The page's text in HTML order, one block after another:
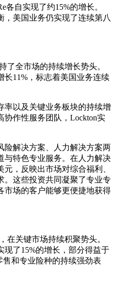
各自实现了约15%的增长。
美国业务仍实现了连续第八
了全市场的持续增长势头。
长11%，标志着美国业务连续
率以及关键业务板块的持续增
协作性服务团队，Lockton实
险解决方案、人力解决方案两
与特色专业服务。在人力解决
，反映出市场对综合福利、
。这些投资共同凝聚了专业专
市场的客户能够更便捷地获得
在关键市场持续积聚势头。
了15%的增长，部分得益于
售和专业险种的持续强劲表